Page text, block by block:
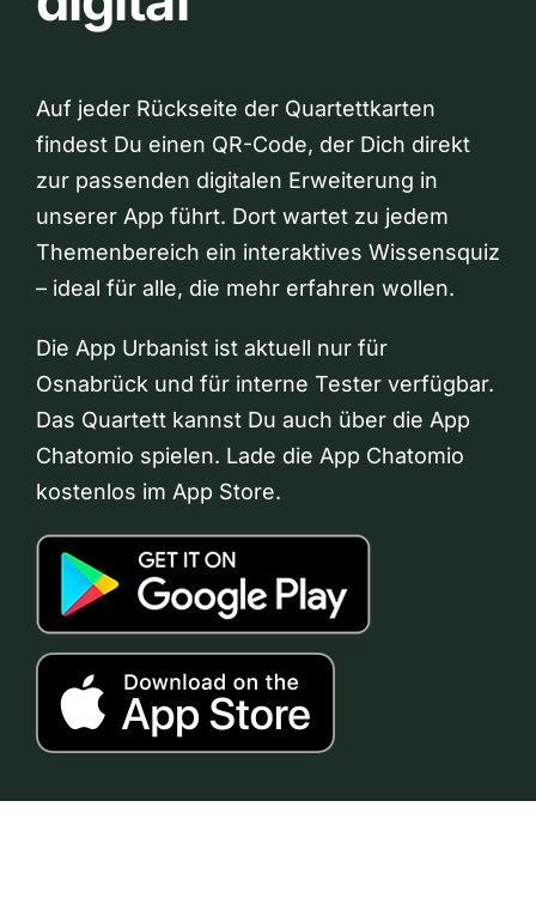
Auf jeder Rückseite der Quartettkarten
findest Du einen QR-Code, der Dich direkt
zur passenden digitalen Erweiterung in
unserer App führt. Dort wartet zu jedem
Themenbereich ein interaktives Wissensquiz
– ideal für alle, die mehr erfahren wollen.
Die App Urbanist ist aktuell nur für
Osnabrück und für interne Tester verfügbar.
Das Quartett kannst Du auch über die App
Chatomio spielen. Lade die App Chatomio
kostenlos im App Store.